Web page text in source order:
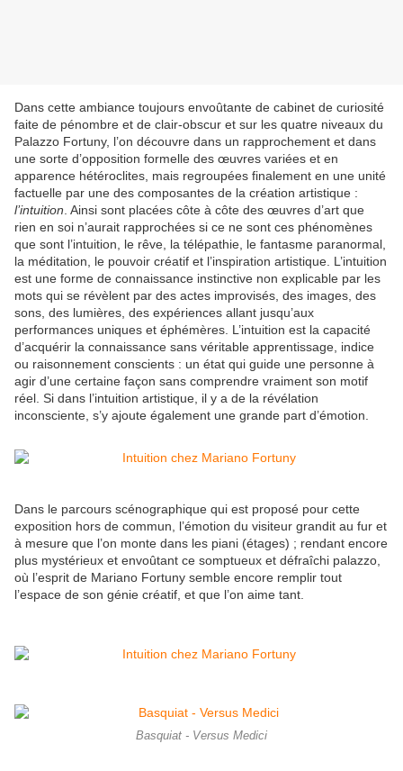
Dans cette ambiance toujours envoûtante de cabinet de curiosité
faite de pénombre et de clair-obscur et sur les quatre niveaux du
Palazzo Fortuny, l’on découvre dans un rapprochement et dans
une sorte d’opposition formelle des œuvres variées et en
apparence hétéroclites, mais regroupées finalement en une unité
factuelle par une des composantes de la création artistique :
l’intuition . Ainsi sont placées côte à côte des œuvres d’art que
rien en soi n’aurait rapprochées si ce ne sont ces phénomènes
que sont l’intuition, le rêve, la télépathie, le fantasme paranormal,
la méditation, le pouvoir créatif et l’inspiration artistique. L’intuition
est une forme de connaissance instinctive non explicable par les
mots qui se révèlent par des actes improvisés, des images, des
sons, des lumières, des expériences allant jusqu’aux
performances uniques et éphémères. L’intuition est la capacité
d’acquérir la connaissance sans véritable apprentissage, indice
ou raisonnement conscients : un état qui guide une personne à
agir d’une certaine façon sans comprendre vraiment son motif
réel. Si dans l’intuition artistique, il y a de la révélation
inconsciente, s’y ajoute également une grande part d’émotion.
Dans le parcours scénographique qui est proposé pour cette
exposition hors de commun, l’émotion du visiteur grandit au fur et
à mesure que l’on monte dans les piani (étages) ; rendant encore
plus mystérieux et envoûtant ce somptueux et défraîchi palazzo,
où l’esprit de Mariano Fortuny semble encore remplir tout
l’espace de son génie créatif, et que l’on aime tant.
Basquiat - Versus Medici